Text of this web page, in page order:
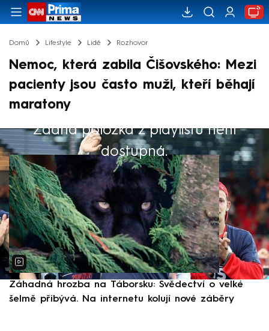
Domů Lifestyle Lidé Rozhovor
Nemoc, která zabila Čišovského: Mezi
pacienty jsou často muži, kteří běhají
maratony
Žádná položka z playlistu není
dostupná.
Výběr redakce
Záhadná hrozba na Táborsku: Svědectví o velké
šelmě přibývá. Na internetu kolují nové záběry